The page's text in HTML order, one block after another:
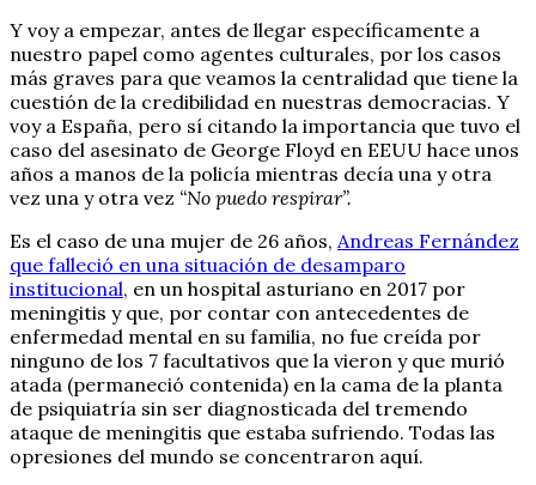
Y voy a empezar, antes de llegar específicamente a
nuestro papel como agentes culturales, por los casos
más graves para que veamos la centralidad que tiene la
cuestión de la credibilidad en nuestras democracias. Y
voy a España, pero sí citando la importancia que tuvo el
caso del asesinato de George Floyd en EEUU hace unos
años a manos de la policía mientras decía una y otra
vez una y otra vez “No puedo respirar”.
Es el caso de una mujer de 26 años, Andreas Fernández
que falleció en una situación de desamparo
institucional, en un hospital asturiano en 2017 por
meningitis y que, por contar con antecedentes de
enfermedad mental en su familia, no fue creída por
ninguno de los 7 facultativos que la vieron y que murió
atada (permaneció contenida) en la cama de la planta
de psiquiatría sin ser diagnosticada del tremendo
ataque de meningitis que estaba sufriendo. Todas las
opresiones del mundo se concentraron aquí.